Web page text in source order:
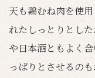
天も鶏むね肉を使
れたしっとりとし
や日本酒ともよく
っぱりとさせるの